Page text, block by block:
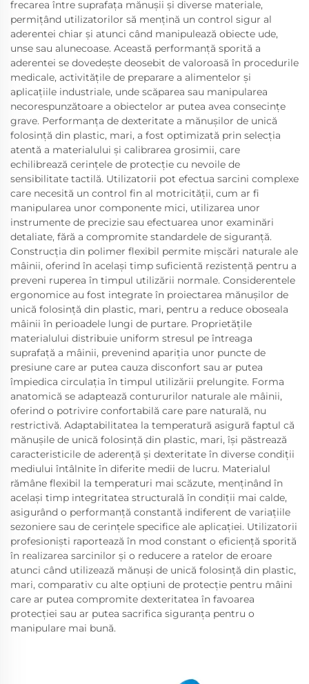
frecarea între suprafața mănușii și diverse materiale,
permițând utilizatorilor să mențină un control sigur al
aderentei chiar și atunci când manipulează obiecte ude,
unse sau alunecoase. Această performanță sporită a
aderentei se dovedește deosebit de valoroasă în procedurile
medicale, activitățile de preparare a alimentelor și
aplicațiile industriale, unde scăparea sau manipularea
necorespunzătoare a obiectelor ar putea avea consecințe
grave. Performanța de dexteritate a mănușilor de unică
folosință din plastic, mari, a fost optimizată prin selecția
atentă a materialului și calibrarea grosimii, care
echilibrează cerințele de protecție cu nevoile de
sensibilitate tactilă. Utilizatorii pot efectua sarcini complexe
care necesită un control fin al motricității, cum ar fi
manipularea unor componente mici, utilizarea unor
instrumente de precizie sau efectuarea unor examinări
detaliate, fără a compromite standardele de siguranță.
Construcția din polimer flexibil permite mișcări naturale ale
mâinii, oferind în același timp suficientă rezistență pentru a
preveni ruperea în timpul utilizării normale. Considerentele
ergonomice au fost integrate în proiectarea mănușilor de
unică folosință din plastic, mari, pentru a reduce oboseala
mâinii în perioadele lungi de purtare. Proprietățile
materialului distribuie uniform stresul pe întreaga
suprafață a mâinii, prevenind apariția unor puncte de
presiune care ar putea cauza disconfort sau ar putea
împiedica circulația în timpul utilizării prelungite. Forma
anatomică se adaptează contururilor naturale ale mâinii,
oferind o potrivire confortabilă care pare naturală, nu
restrictivă. Adaptabilitatea la temperatură asigură faptul că
mănușile de unică folosință din plastic, mari, își păstrează
caracteristicile de aderență și dexteritate în diverse condiții
mediului întâlnite în diferite medii de lucru. Materialul
rămâne flexibil la temperaturi mai scăzute, menținând în
același timp integritatea structurală în condiții mai calde,
asigurând o performanță constantă indiferent de variațiile
sezoniere sau de cerințele specifice ale aplicației. Utilizatorii
profesioniști raportează în mod constant o eficiență sporită
în realizarea sarcinilor și o reducere a ratelor de eroare
atunci când utilizează mănuși de unică folosință din plastic,
mari, comparativ cu alte opțiuni de protecție pentru mâini
care ar putea compromite dexteritatea în favoarea
protecției sau ar putea sacrifica siguranța pentru o
manipulare mai bună.